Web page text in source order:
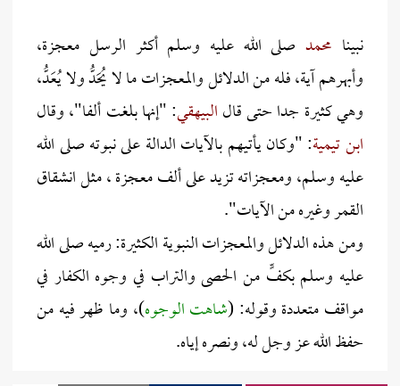
نبينا محمدصلى الله عليه وسلم أكثر الرسل معجزة،
وأبهرهم آية، فله من الدلائل والمعجزات ما لا يُحَدُّ ولا يُعَدُّ،
وهي كثيرة جدا حتى قالالبيهقي: "إنها بلغت ألفا"، وقال
ابن تيمية: "وكان يأتيهم بالآيات الدالة على نبوته صلى الله
عليه وسلم، ومعجزاته تزيد على ألف معجزة ، مثل انشقاق
القمر وغيره من الآيات".
ومن هذه الدلائل والمعجزات النبوية الكثيرة: رميه صلى الله
عليه وسلم بكفٍّ من الحصى والتراب في وجوه الكفار في
مواقف متعددة وقوله: (شاهت الوجوه)، وما ظهر فيه من
حفظ الله عز وجل له، ونصره إياه.